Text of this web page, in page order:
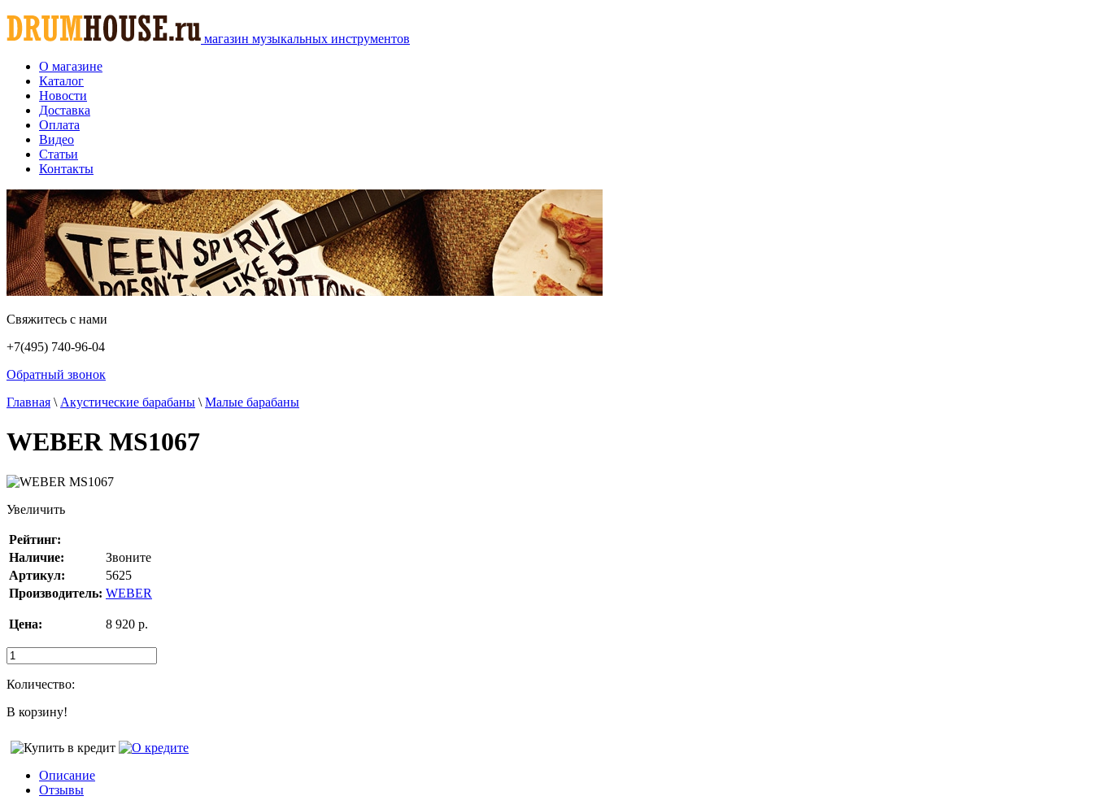
магазин музыкальных инструментов
О магазине
Каталог
Новости
Доставка
Оплата
Видео
Статьи
Контакты
Свяжитесь с нами
+7(495) 740-96-04
Обратный звонок
Главная \ Акустические барабаны \ Малые барабаны
WEBER MS1067
Увеличить
Рейтинг:
Наличие:
Звоните
Артикул:
5625
Производитель: WEBER
Цена: 8 920 p.
Количество:
В корзину!
Описание
Отзывы